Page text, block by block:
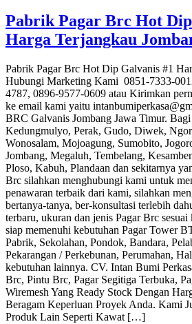
Pabrik Pagar Brc Hot
Harga Terjangkau
Pabrik Pagar Brc Hot Dip Galvanis #1
Hubungi Marketing Kami 0851-7333-
4787, 0896-9577-0609 atau Kirimkan
ke email kami yaitu
BRC Galvanis Jombang Jawa Timur.
Kedungmulyo, Perak, Gudo, Diwek,
Wonosalam, Mojoagung, Sumobito,
Jombang, Megaluh, Tembelang,
Ploso, Kabuh, Plandaan dan sekitarnya
Brc silahkan menghubungi kami untuk
penawaran terbaik dari kami, silahkan
bertanya-tanya, ber-konsultasi terlebih
terbaru, ukuran dan jenis Pagar Brc
siap memenuhi kebutuhan Pagar Tower
Pabrik, Sekolahan, Pondok, Bandara,
Pekarangan / Perkebunan, Perumahan,
kebutuhan lainnya. CV. Intan Bumi
Brc, Pintu Brc, Pagar Segitiga Terbuka,
Wiremesh Yang Ready Stock Dengan
Beragam Keperluan Proyek Anda. Kami
Produk Lain Seperti Kawat […]